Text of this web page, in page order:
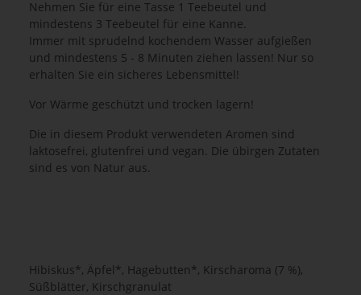
Nehmen Sie für eine Tasse 1 Teebeutel und
mindestens 3 Teebeutel für eine Kanne.
Immer mit sprudelnd kochendem Wasser aufgießen
und mindestens 5 - 8 Minuten ziehen lassen! Nur so
erhalten Sie ein sicheres Lebensmittel!
Vor Wärme geschützt und trocken lagern!
Die in diesem Produkt verwendeten Aromen sind
laktosefrei, glutenfrei und vegan. Die übirgen Zutaten
sind es von Natur aus.
Hibiskus*, Äpfel*, Hagebutten*, Kirscharoma (7 %),
Süßblätter, Kirschgranulat